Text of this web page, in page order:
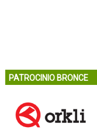
PATROCINIO BRONCE